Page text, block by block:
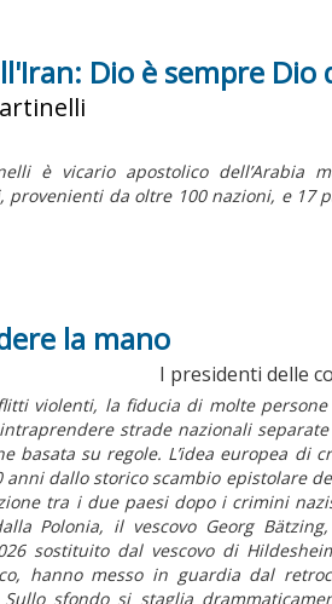
Dio è sempre Dio
è vicario apostolico dell’Arabia
provenienti da oltre 100 nazioni, e 17
la mano
I presidenti delle
violenti, la fiducia di molte
strade nazionali
basata su regole. L’idea europea di
dallo storico scambio epistolare
tra i due paesi dopo i crimini
Polonia, il vescovo Georg
sostituito dal vescovo di
hanno messo in guardia dal
sfondo si staglia